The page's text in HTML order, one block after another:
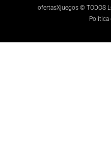
ofertasXjuegos © TODOS
Politica